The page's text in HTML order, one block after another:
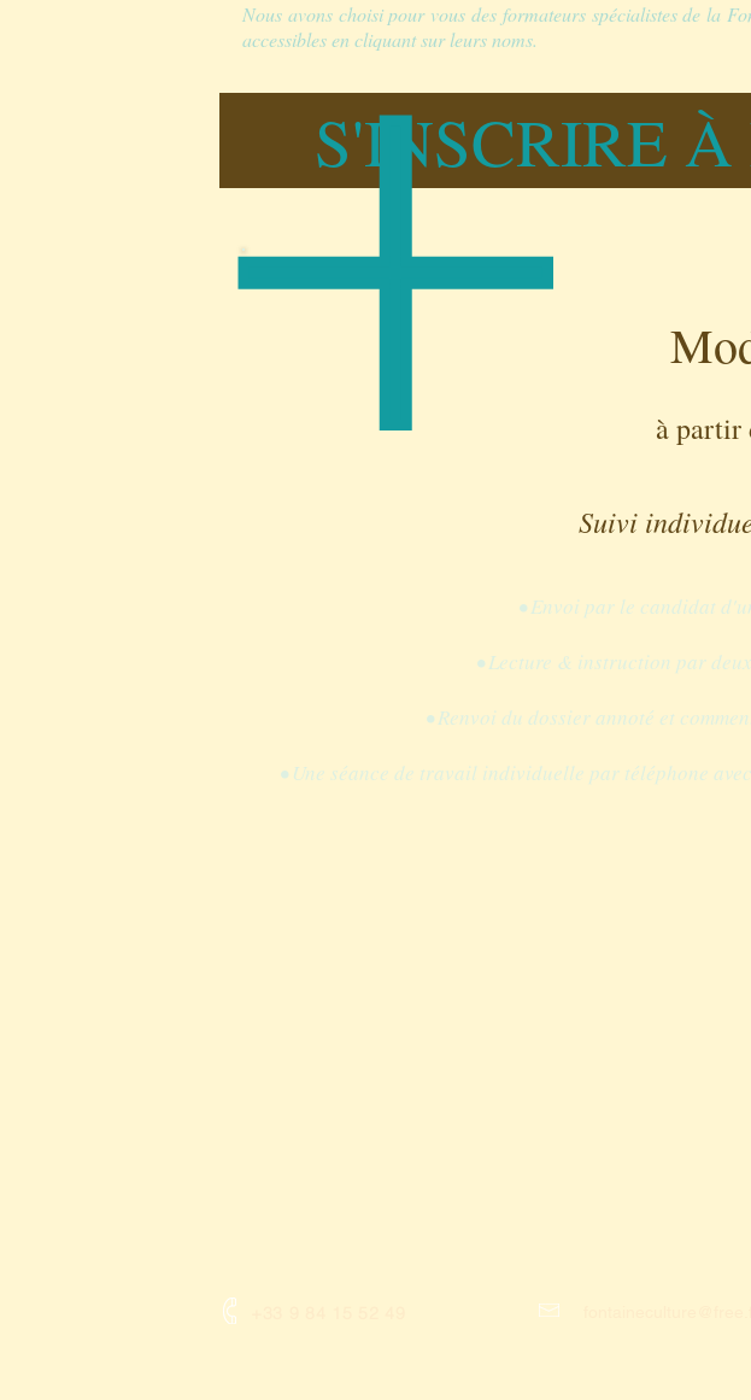
Nous avons choisi pour vous des formateurs spécialistes de la
accessibles en cliquant sur leurs noms.
S'INSCRIRE
à partir
Suivi
• Envoi par le candidat
• Lecture & instruction par
• Renvoi du dossier annoté et
• Une séance de travail individuelle par téléphone